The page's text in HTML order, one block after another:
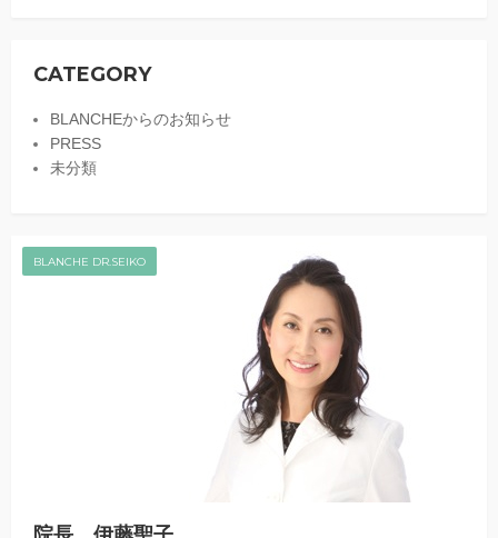
CATEGORY
BLANCHEからのお知らせ
PRESS
未分類
BLANCHE DR.SEIKO